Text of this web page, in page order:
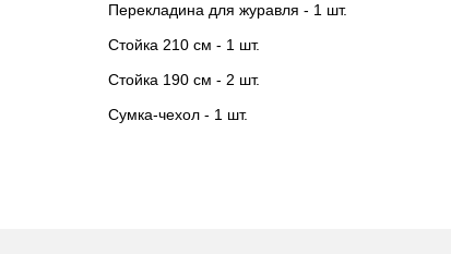
Перекладина для журавля - 1 шт.
Стойка 210 см - 1 шт.
Стойка 190 см - 2 шт.
Сумка-чехол - 1 шт.